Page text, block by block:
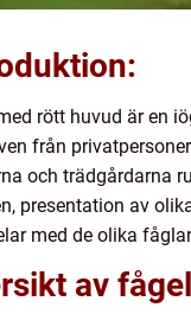
rött huvud är en
från
och trädgårdarna
presentation av
med de olika
av